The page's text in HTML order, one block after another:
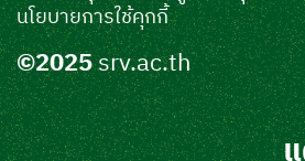
นโยบายการใช้คุกกี้
©2025srv.ac.th